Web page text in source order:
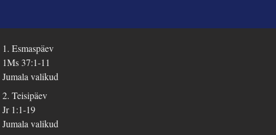
1. Esmaspäev
1Ms 37:1-11
Jumala valikud
2. Teisipäev
Jr 1:1-19
Jumala valikud